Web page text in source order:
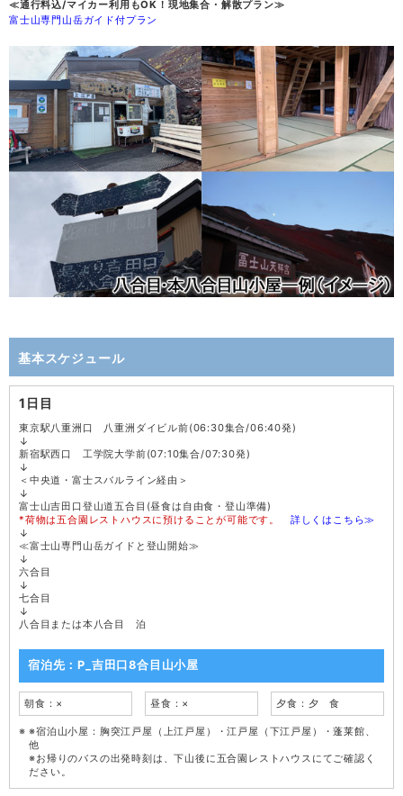
≪通行料込/マイカー利用もOK！現地集合・解散プラン≫
富士山専門山岳ガイド付プラン
基本スケジュール
1日目
東京駅八重洲口 八重洲ダイビル前(06:30集合/06:40発)
↓
新宿駅西口 工学院大学前(07:10集合/07:30発)
↓
＜中央道・富士スバルライン経由＞
↓
富士山吉田口登山道五合目(昼食は自由食・登山準備)
*荷物は五合園レストハウスに預けることが可能です。
詳しくはこちら≫
↓
≪富士山専門山岳ガイドと登山開始≫
↓
六合目
↓
七合目
↓
八合目または本八合目 泊
宿泊先：P_吉田口8合目山小屋
朝食：× 昼食：× 夕食：夕 食
※宿泊山小屋：胸突江戸屋（上江戸屋）・江戸屋（下江戸屋）・蓬莱館、
他
※お帰りのバスの出発時刻は、下山後に五合園レストハウスにてご確認く
ださい。